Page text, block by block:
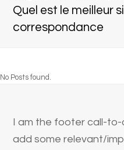
Quel est le meilleur
correspondance
No Posts found.
I am the footer call-to-
add some relevant/